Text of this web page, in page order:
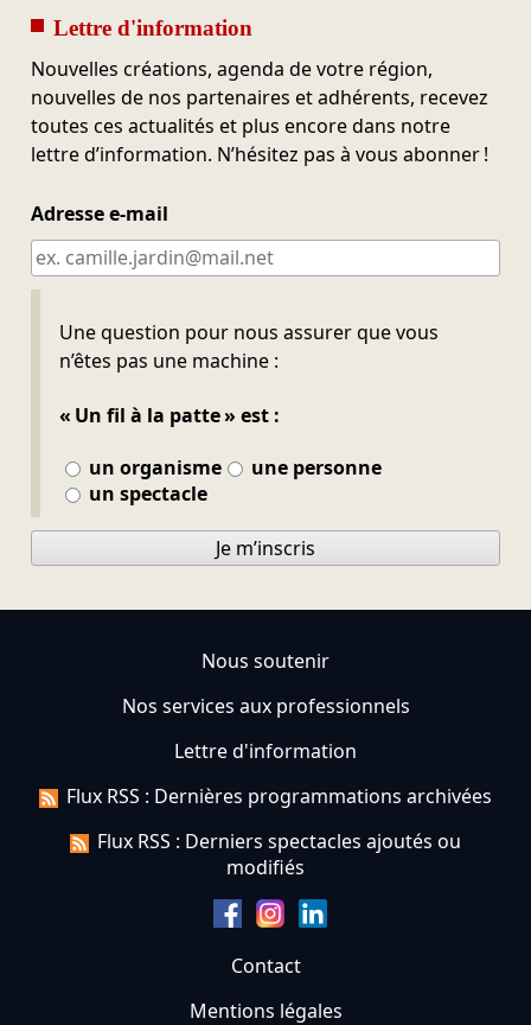
Lettre d'information
Nouvelles créations, agenda de votre région,
nouvelles de nos partenaires et adhérents, recevez
toutes ces actualités et plus encore dans notre
lettre d’information. N’hésitez pas à vous abonner !
Adresse e-mail
Une question pour nous assurer que vous
n’êtes pas une machine :
« Un fil à la patte » est :
un organisme
une personne
un spectacle
Ne pas remplir
Je m’inscris
Nous soutenir
Nos services aux professionnels
Lettre d'information
Flux RSS : Dernières programmations archivées
Flux RSS : Derniers spectacles ajoutés ou
modifiés
Contact
Mentions légales